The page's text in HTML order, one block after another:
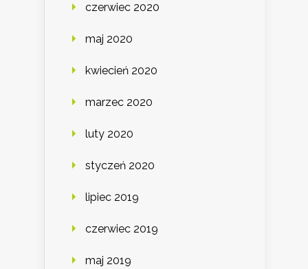
czerwiec 2020
maj 2020
kwiecień 2020
marzec 2020
luty 2020
styczeń 2020
lipiec 2019
czerwiec 2019
maj 2019